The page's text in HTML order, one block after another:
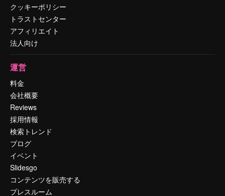
クッキーポリシー
トラストセンター
アフィリエイト
法人向け
運営
料金
会社概要
Reviews
採用情報
検索トレンド
ブログ
イベント
Slidesgo
コンテンツを販売する
プレスルーム